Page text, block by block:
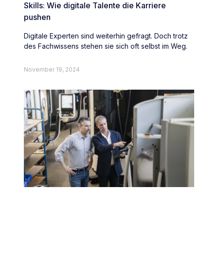
Skills: Wie digitale Talente die Karriere
pushen
Digitale Experten sind weiterhin gefragt. Doch trotz
des Fachwissens stehen sie sich oft selbst im Weg.
November 19, 2024